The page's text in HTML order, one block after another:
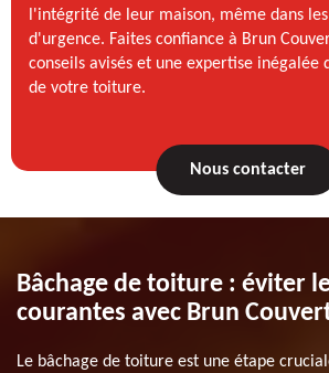
l'intégrité de leur maison, même dans
d'urgence. Faites confiance à Brun
conseils avisés et une expertise inégalée
de votre toiture.
Nous contacter
Bâchage de toiture : éviter
courantes avec Brun
Le bâchage de toiture est une étape